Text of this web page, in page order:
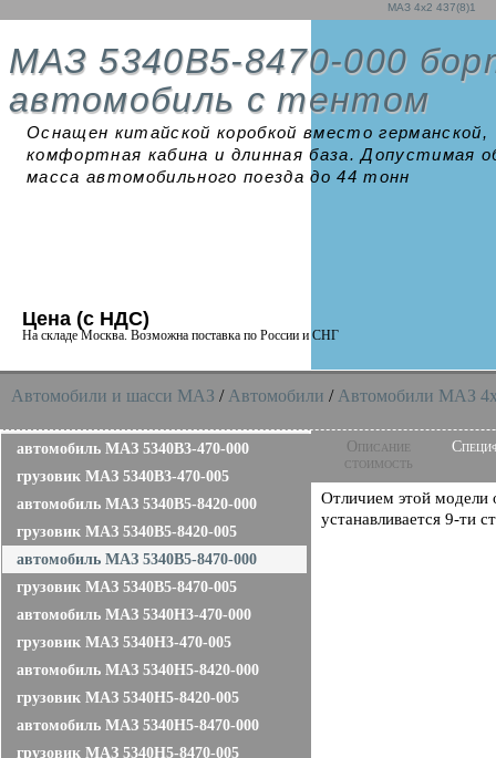
МАЗ 4x2 437(8)1
МАЗ 5340В5-8470-000
автомобиль с тентом
Оснащен китайской коробкой вместо германской,
комфортная кабина и длинная база. Допустимая
масса автомобильного поезда до 44 тонн
Цена (с НДС)
На складе Москва. Возможна поставка по России и СНГ
Автомобили и шасси MAЗ / Автомобили / Автомобили МАЗ
автомобиль МАЗ 5340B3-470-000
грузовик МАЗ 5340B3-470-005
автомобиль МАЗ 5340В5-8420-000
грузовик МАЗ 5340В5-8420-005
автомобиль МАЗ 5340В5-8470-000
грузовик МАЗ 5340В5-8470-005
автомобиль МАЗ 5340H3-470-000
грузовик МАЗ 5340H3-470-005
автомобиль МАЗ 5340H5-8420-000
грузовик МАЗ 5340H5-8420-005
автомобиль МАЗ 5340H5-8470-000
грузовик МАЗ 5340H5-8470-005
Описание
стоимость
Отличием этой модели
устанавливается 9-ти